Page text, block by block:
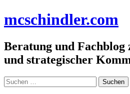
Inhalt
mcschindler.com
Beratung und Fachblog
und strategischer
Suchen
nach: